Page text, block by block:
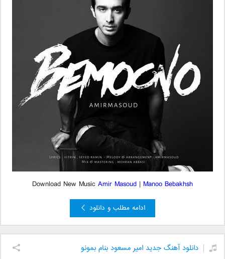
Download New Music Amir Masoud | Manoo Bebakhsh
ادامه مطلب و دانلود
دانلود آهنگ جدید امیر مسعود بنام بمونو